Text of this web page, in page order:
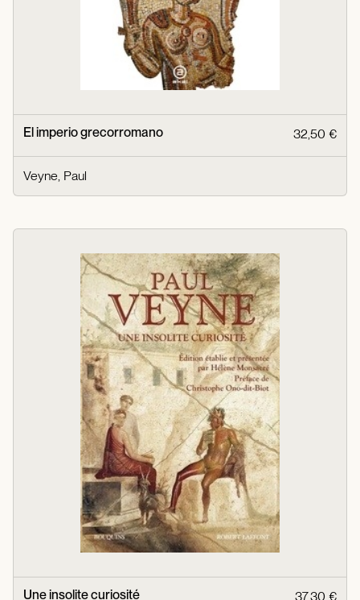
El imperio grecorromano 32,50 €
Veyne, Paul
Une insolite curiosité 37,30 €